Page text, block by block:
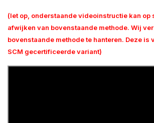
(let op, onderstaande videoinstructie kan op
afwijken van bovenstaande methode. Wij
bovenstaande methode te hanteren. Deze is
SCM gecertificeerde variant)